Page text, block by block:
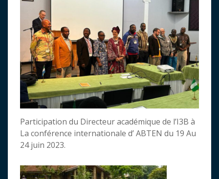
Participation du Directeur académique de l’I3B à
La conférence internationale d’ ABTEN du 19 Au
24 juin 2023.